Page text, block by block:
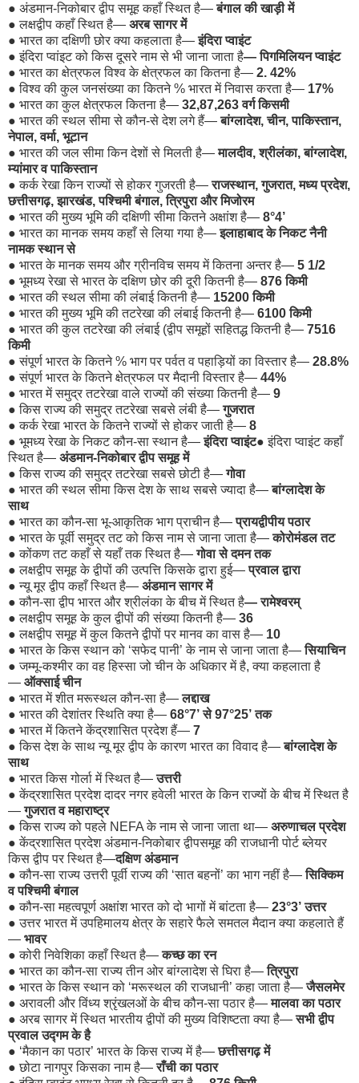
● अंडमान-निकोबार द्वीप समूह कहाँ स्थित है—बंगाल की खाड़ी में
●लक्षद्वीप कहाँ स्थित है— अरब सागर में
● भारत का दक्षिणी छोर क्या कहलाता है—इंदिरा प्वाइंट
●इंदिरा प्वांइट को किस दूसरे नाम से भी जाना जाता है— पिगमिलियन प्वाइंट
● भारत का क्षेत्रफल विश्व के क्षेत्रफल का कितना है— 2. 42%
●विश्व की कुल जनसंख्या का कितने % भारत में निवास करता है— 17%
● भारत का कुल क्षेत्रफल कितना है— 32,87,263 वर्ग किसमी
● भारत की स्थल सीमा से कौन-से देश लगे हैं—बांग्लादेश, चीन, पाकिस्तान,
नेपाल, वर्मा, भूटान
● भारत की जल सीमा किन देशों से मिलती है—मालदीव, श्रीलंका, बांग्लादेश,
म्यांमार व पाकिस्तान
●कर्क रेखा किन राज्यों से होकर गुजरती है—राजस्थान, गुजरात, मध्य प्रदेश,
छत्तीसगढ़, झारखंड, पश्चिमी बंगाल, त्रिपुरा और मिजोरम
● भारत की मुख्य भूमि की दक्षिणी सीमा कितने अक्षांश है— 8°4’
● भारत का मानक समय कहाँ से लिया गया है—इलाहाबाद के निकट नैनी
नामक स्थान से
● भारत के मानक समय और ग्रीनविच समय में कितना अन्तर है— 5 1/2
● भूमध्य रेखा से भारत के दक्षिण छोर की दूरी कितनी है— 876 किमी
● भारत की स्थल सीमा की लंबाई कितनी है— 15200 किमी
● भारत की मुख्य भूमि की तटरेखा की लंबाई कितनी है— 6100 किमी
● भारत की कुल तटरेखा की लंबाई (द्वीप समूहों सहितद्ध कितनी है— 7516
किमी
●संपूर्ण भारत के कितने % भाग पर पर्वत व पहाड़ियों का विस्तार है— 28.8%
●संपूर्ण भारत के कितने क्षेत्रफल पर मैदानी विस्तार है— 44%
● भारत में समुद्र तटरेखा वाले राज्यों की संख्या कितनी है— 9
●किस राज्य की समुद्र तटरेखा सबसे लंबी है—गुजरात
●कर्क रेखा भारत के कितने राज्यों से होकर जाती है— 8
● भूमध्य रेखा के निकट कौन-सा स्थान है—इंदिरा प्वाइंट●इंदिरा प्वाइंट कहाँ
स्थित है— अंडमान-निकोबार द्वीप समूह में
●किस राज्य की समुद्र तटरेखा सबसे छोटी है—गोवा
● भारत की स्थल सीमा किस देश के साथ सबसे ज्यादा है—बांग्लादेश के
साथ
● भारत का कौन-सा भू-आकृतिक भाग प्राचीन है—प्रायद्वीपीय पठार
● भारत के पूर्वी समुद्र तट को किस नाम से जाना जाता है—कोरोमंडल तट
●कोंकण तट कहाँ से यहाँ तक स्थित है—गोवा से दमन तक
●लक्षद्वीप समूह के द्वीपों की उत्पत्ति किसके द्वारा हुई—प्रवाल द्वारा
●न्यू मूर द्वीप कहाँ स्थित है— अंडमान सागर में
●कौन-सा द्वीप भारत और श्रीलंका के बीच में स्थित है— रामेश्वरम्
●लक्षद्वीप समूह के कुल द्वीपों की संख्या कितनी है— 36
●लक्षद्वीप समूह में कुल कितने द्वीपों पर मानव का वास है— 10
● भारत के किस स्थान को ‘सफेद पानी’ के नाम से जाना जाता है—सियाचिन
●जम्मू-कश्मीर का वह हिस्सा जो चीन के अधिकार में है, क्या कहलाता है
— ऑक्साई चीन
● भारत में शीत मरूस्थल कौन-सा है—लद्दाख
● भारत की देशांतर स्थिति क्या है— 68°7’ से 97°25’ तक
● भारत में कितने केंद्रशासित प्रदेश हैं— 7
●किस देश के साथ न्यू मूर द्वीप के कारण भारत का विवाद है—बांग्लादेश के
साथ
● भारत किस गोर्ला में स्थित है—उत्तरी
●केंद्रशासित प्रदेश दादर नगर हवेली भारत के किन राज्यों के बीच में स्थित है
—गुजरात व महाराष्ट्र
●किस राज्य को पहले NEFA के नाम से जाना जाता था— अरुणाचल प्रदेश
●केंद्रशासित प्रदेश अंडमान-निकोबार द्वीपसमूह की राजधानी पोर्ट ब्लेयर
किस द्वीप पर स्थित है—दक्षिण अंडमान
●कौन-सा राज्य उत्तरी पूर्वी राज्य की ‘सात बहनों’ का भाग नहीं है—सिक्किम
व पश्चिमी बंगाल
●कौन-सा महत्वपूर्ण अक्षांश भारत को दो भागों में बांटता है— 23°3’ उत्तर
●उत्तर भारत में उपहिमालय क्षेत्र के सहारे फैले समतल मैदान क्या कहलाते हैं
— भावर
●कोरी निवेशिका कहाँ स्थित है—कच्छ का रन
● भारत का कौन-सा राज्य तीन ओर बांग्लादेश से घिरा है—त्रिपुरा
● भारत के किस स्थान को ‘मरूस्थल की राजधानी’ कहा जाता है—जैसलमेर
● अरावली और विंध्य श्रृंखलओं के बीच कौन-सा पठार है—मालवा का पठार
● अरब सागर में स्थित भारतीय द्वीपों की मुख्य विशिष्टता क्या है—सभी द्वीप
प्रवाल उद्गम के है
● ‘मैकान का पठार’ भारत के किस राज्य में है—छत्तीसगढ़ में
●छोटा नागपुर किसका नाम है—राँची का पठार